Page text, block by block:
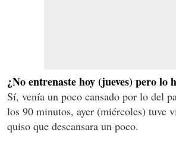
¿No entrenaste hoy (jueves) pero lo
Sí, venía un poco cansado por lo del
los 90 minutos, ayer (miércoles) tuve
quiso que descansara un poco.